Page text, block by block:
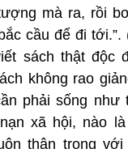
mà ra, rồi
cầu để đi
sách thật độc
không rao
phải sống
xã hội, nào
thận trọng